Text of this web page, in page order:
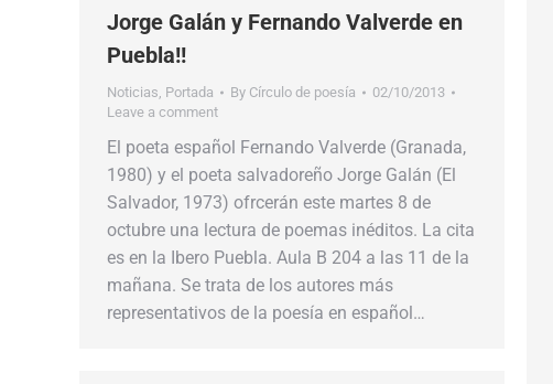
Jorge Galán y Fernando Valverde en
Puebla!!
Noticias, Portada By Círculo de poesía
02/10/2013
Leave a comment
El poeta español Fernando Valverde (Granada,
1980) y el poeta salvadoreño Jorge Galán (El
Salvador, 1973) ofrcerán este martes 8 de
octubre una lectura de poemas inéditos. La cita
es en la Ibero Puebla. Aula B 204 a las 11 de la
mañana. Se trata de los autores más
representativos de la poesía en español…